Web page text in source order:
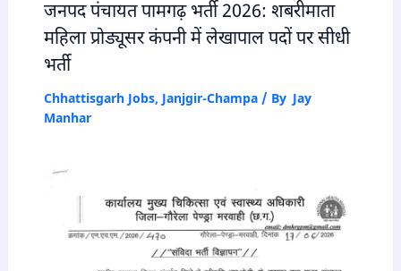
जनपद पंचायत पामगढ़ भर्ती 2026: शबरीमाता
महिला प्रोड्यूसर कंपनी में लेखापाल पदों पर सीधी
भर्ती
Chhattisgarh Jobs,Janjgir-Champa/ By Jay
Manhar